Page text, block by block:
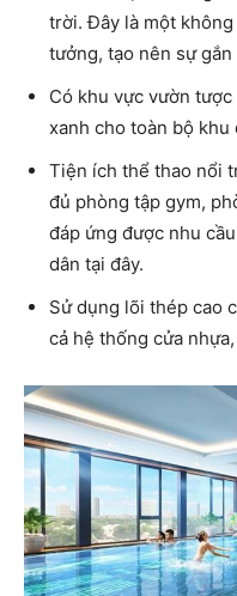
trời. Đây là một
tưởng, tạo nên sự
Có khu vực vườn
xanh cho toàn bộ khu
Tiện ích thể thao nổi
đủ phòng tập gym,
đáp ứng được nhu
dân tại đây.
Sử dụng lõi thép cao
cả hệ thống cửa